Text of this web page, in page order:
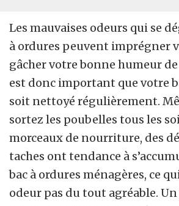
Les mauvaises odeurs qui se
à ordures peuvent imprégner
gâcher votre bonne humeur
est donc important que votre
soit nettoyé régulièrement.
sortez les poubelles tous les
morceaux de nourriture, des
taches ont tendance à
bac à ordures ménagères, ce
odeur pas du tout agréable.